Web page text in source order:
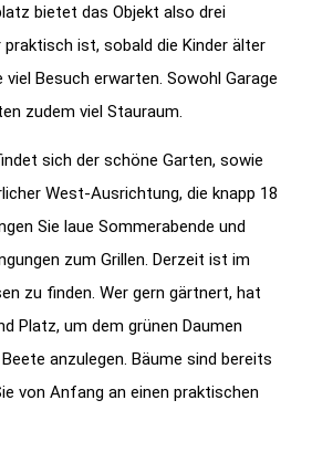
bietet das Objekt also drei
ist, sobald die Kinder älter
Besuch erwarten. Sowohl Garage
zudem viel Stauraum.
sich der schöne Garten, sowie
West-Ausrichtung, die knapp 18
Sie laue Sommerabende und
zum Grillen. Derzeit ist im
zu finden. Wer gern gärtnert, hat
Platz, um dem grünen Daumen
anzulegen. Bäume sind bereits
von Anfang an einen praktischen